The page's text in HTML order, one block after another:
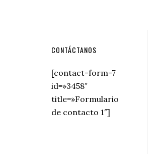
Secondary
Sidebar
CONTÁCTANOS
[contact-form-7
id=»3458″
title=»Formulario
de contacto 1″]